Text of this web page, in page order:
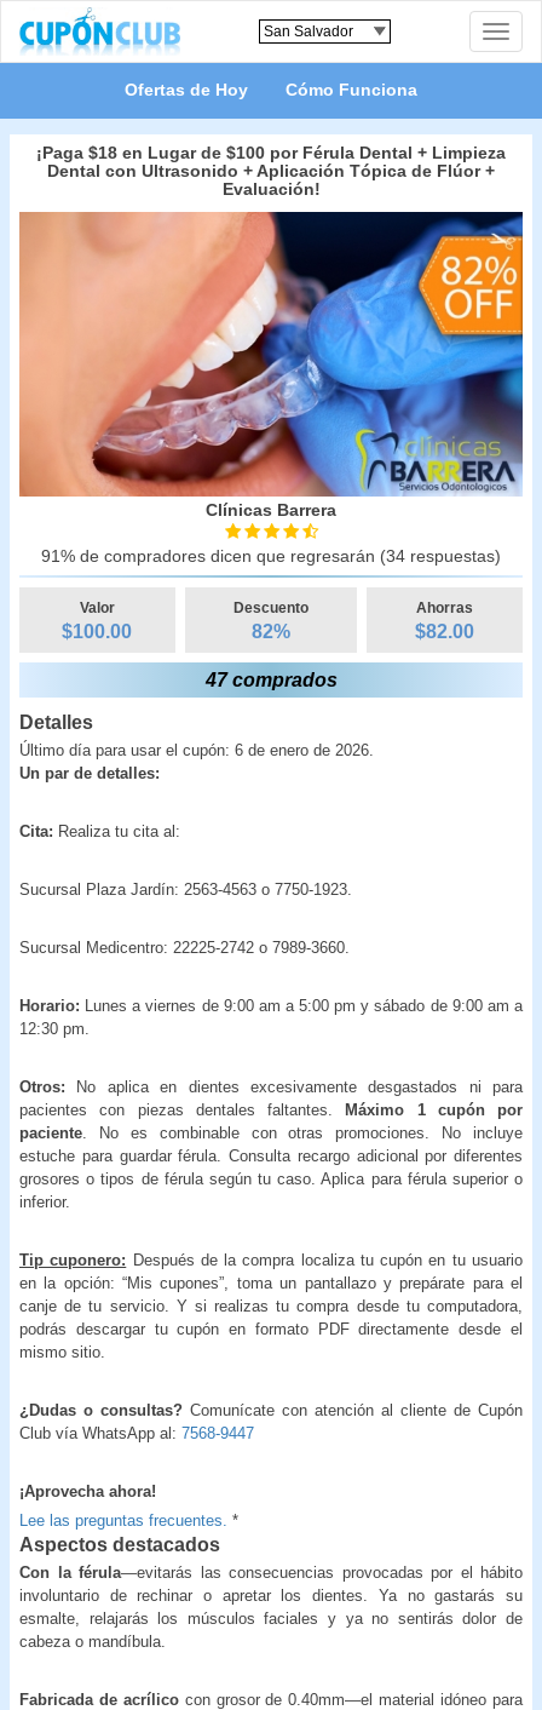
Toggle
Ofertas de Hoy Cómo Funciona
¡Paga $18 en Lugar de $100 por Férula Dental + Limpieza
Dental con Ultrasonido + Aplicación Tópica de Flúor +
Evaluación!
Clínicas Barrera
91% de compradores dicen que regresarán (34 respuestas)
Valor
$100.00
Descuento
82%
Ahorras
$82.00
47 comprados
Detalles
Último día para usar el cupón: 6 de enero de 2026.
Un par de detalles:
Cita: Realiza tu cita al:
Sucursal Plaza Jardín: 2563-4563 o 7750-1923.
Sucursal Medicentro: 22225-2742 o 7989-3660.
Horario: Lunes a viernes de 9:00 am a 5:00 pm y sábado de 9:00 am a
12:30 pm.
Otros:
No aplica en dientes excesivamente desgastados ni para
pacientes con piezas dentales faltantes.
Máximo 1 cupón por
paciente . No es combinable con otras promociones. No incluye
estuche para guardar férula. Consulta recargo adicional por diferentes
grosores o tipos de férula según tu caso. Aplica para férula superior o
inferior.
Tip cuponero: Después de la compra localiza tu cupón en tu usuario
en la opción: “Mis cupones”, toma un pantallazo y prepárate para el
canje de tu servicio. Y si realizas tu compra desde tu computadora,
podrás descargar tu cupón en formato PDF directamente desde el
mismo sitio.
¿Dudas o consultas? Comunícate con atención al cliente de Cupón
Club vía WhatsApp al: 7568-9447
¡Aprovecha ahora!
Lee las preguntas frecuentes. *
Aspectos destacados
Con la férula—evitarás las consecuencias provocadas por el hábito
involuntario de rechinar o apretar los dientes. Ya no gastarás su
esmalte, relajarás los músculos faciales y ya no sentirás dolor de
cabeza o mandíbula.
Fabricada de acrílico con grosor de 0.40mm—el material idóneo para